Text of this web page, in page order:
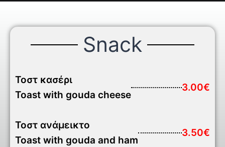
Snack
Τοστ κασέρι
Toast with gouda cheese
3.00€
Τοστ ανάμεικτο
Toast with gouda and ham
3.50€